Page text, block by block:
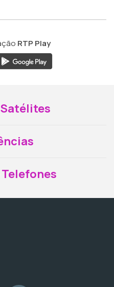
RTP Play
Satélites